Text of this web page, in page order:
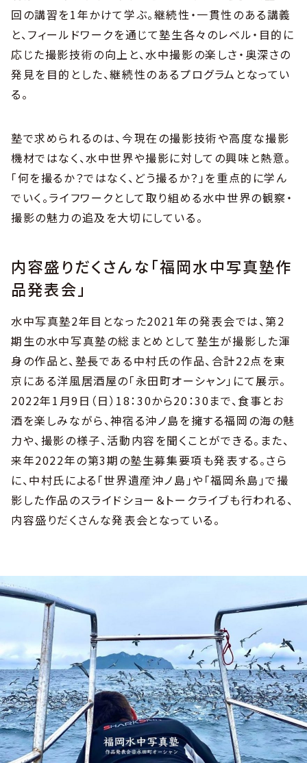
回の講習を1年かけて学ぶ。継続性・一貫性のある講義
と、フィールドワークを通じて塾生各々のレベル・目的に
応じた撮影技術の向上と、水中撮影の楽しさ・奥深さの
発見を目的とした、継続性のあるプログラムとなってい
る。
塾で求められるのは、今現在の撮影技術や高度な撮影
機材ではなく、水中世界や撮影に対しての興味と熱意。
「何を撮るか？ではなく、どう撮るか？」を重点的に学ん
でいく。ライフワークとして取り組める水中世界の観察・
撮影の魅力の追及を大切にしている。
内容盛りだくさんな「福岡水中写真塾作
品発表会」
水中写真塾2年目となった2021年の発表会では、第2
期生の水中写真塾の総まとめとして塾生が撮影した渾
身の作品と、塾長である中村氏の作品、合計22点を東
京にある洋風居酒屋の「永田町オーシャン」にて展示。
2022年1月9日（日）18：30から20：30まで、食事とお
酒を楽しみながら、神宿る沖ノ島を擁する福岡の海の魅
力や、撮影の様子、活動内容を聞くことができる。また、
来年2022年の第3期の塾生募集要項も発表する。さら
に、中村氏による「世界遺産沖ノ島」や「福岡糸島」で撮
影した作品のスライドショー＆トークライブも行われる、
内容盛りだくさんな発表会となっている。